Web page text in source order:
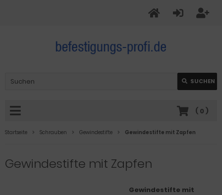
SUCHEN
( 0 )
Startseite Schrauben Gewindestifte Gewindestifte mit Zapfen
Gewindestifte mit Zapfen
Gewindestifte mit